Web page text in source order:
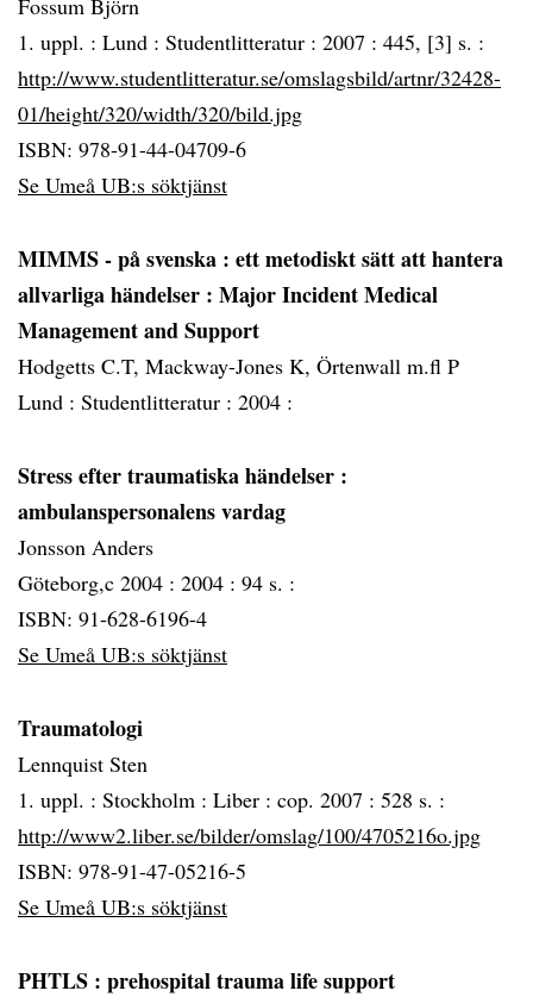
Fossum Björn
1. uppl. : Lund : Studentlitteratur : 2007 : 445, [3] s. :
http://www.studentlitteratur.se/omslagsbild/artnr/32428-
01/height/320/width/320/bild.jpg
ISBN: 978-91-44-04709-6
Se Umeå UB:s söktjänst
MIMMS - på svenska : ett metodiskt sätt att hantera
allvarliga händelser : Major Incident Medical
Management and Support
Hodgetts C.T, Mackway-Jones K, Örtenwall m.fl P
Lund : Studentlitteratur : 2004 :
Stress efter traumatiska händelser :
ambulanspersonalens vardag
Jonsson Anders
Göteborg,c 2004 : 2004 : 94 s. :
ISBN: 91-628-6196-4
Se Umeå UB:s söktjänst
Traumatologi
Lennquist Sten
1. uppl. : Stockholm : Liber : cop. 2007 : 528 s. :
http://www2.liber.se/bilder/omslag/100/4705216o.jpg
ISBN: 978-91-47-05216-5
Se Umeå UB:s söktjänst
PHTLS : prehospital trauma life support